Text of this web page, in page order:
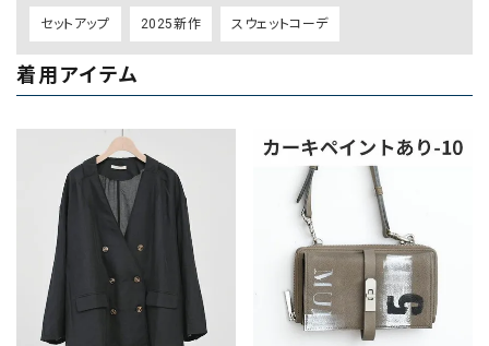
セットアップ 2025新作 スウェットコーデ
着用アイテム